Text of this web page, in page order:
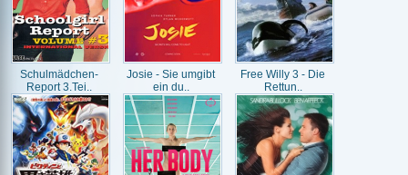
Schulmädchen-
Report 3.Tei..
Josie - Sie umgibt
ein du..
Free Willy 3 - Die
Rettun..